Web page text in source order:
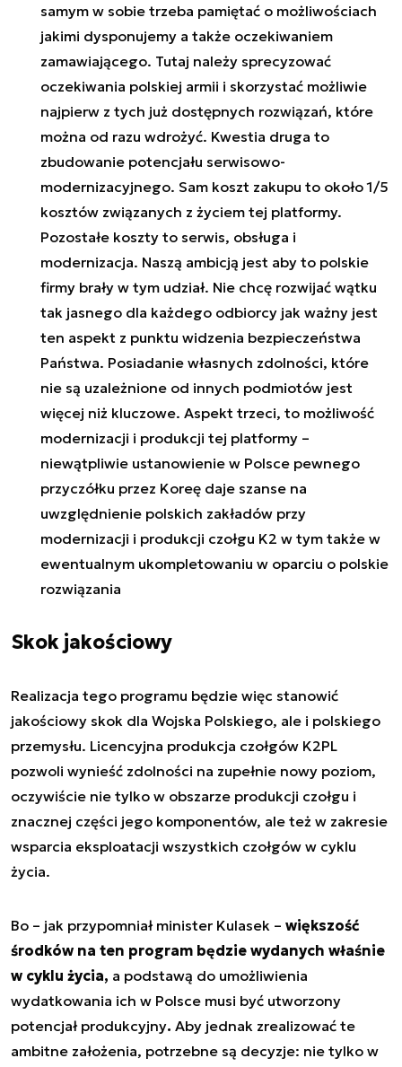
samym w sobie trzeba pamiętać o możliwościach
jakimi dysponujemy a także oczekiwaniem
zamawiającego. Tutaj należy sprecyzować
oczekiwania polskiej armii i skorzystać możliwie
najpierw z tych już dostępnych rozwiązań, które
można od razu wdrożyć. Kwestia druga to
zbudowanie potencjału serwisowo-
modernizacyjnego. Sam koszt zakupu to około 1/5
kosztów związanych z życiem tej platformy.
Pozostałe koszty to serwis, obsługa i
modernizacja. Naszą ambicją jest aby to polskie
firmy brały w tym udział. Nie chcę rozwijać wątku
tak jasnego dla każdego odbiorcy jak ważny jest
ten aspekt z punktu widzenia bezpieczeństwa
Państwa. Posiadanie własnych zdolności, które
nie są uzależnione od innych podmiotów jest
więcej niż kluczowe. Aspekt trzeci, to możliwość
modernizacji i produkcji tej platformy –
niewątpliwie ustanowienie w Polsce pewnego
przyczółku przez Koreę daje szanse na
uwzględnienie polskich zakładów przy
modernizacji i produkcji czołgu K2 w tym także w
ewentualnym ukompletowaniu w oparciu o polskie
rozwiązania
Skok jakościowy
Realizacja tego programu będzie więc stanowić
jakościowy skok dla Wojska Polskiego, ale i polskiego
przemysłu. Licencyjna produkcja czołgów K2PL
pozwoli wynieść zdolności na zupełnie nowy poziom,
oczywiście nie tylko w obszarze produkcji czołgu i
znacznej części jego komponentów, ale też w zakresie
wsparcia eksploatacji wszystkich czołgów w cyklu
życia.
Bo – jak przypomniał minister Kulasek – większość
środków na ten program będzie wydanych właśnie
w cyklu życia, a podstawą do umożliwienia
wydatkowania ich w Polsce musi być utworzony
potencjał produkcyjny. Aby jednak zrealizować te
ambitne założenia, potrzebne są decyzje: nie tylko w